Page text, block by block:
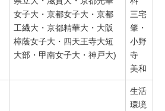
女子大・京都女子大・京都
工繊大・京都精華大・大阪
樟蔭女子大・四天王寺大短
大部・甲南女子大・神戸大)
三宅
肇・
小野
寺
美和
生活
環境